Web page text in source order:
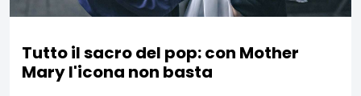
Tutto il sacro del pop: con Mother
Mary l'icona non basta